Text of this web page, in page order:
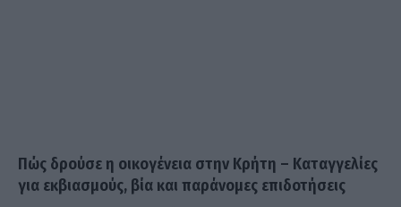
Πώς δρούσε η οικογένεια στην Κρήτη – Καταγγελίες
για εκβιασμούς, βία και παράνομες επιδοτήσεις